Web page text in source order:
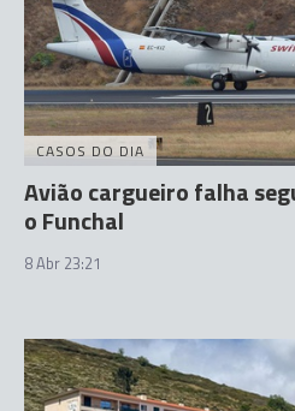
CASOS DO DIA
Avião cargueiro falha
o Funchal
8 Abr 23:21